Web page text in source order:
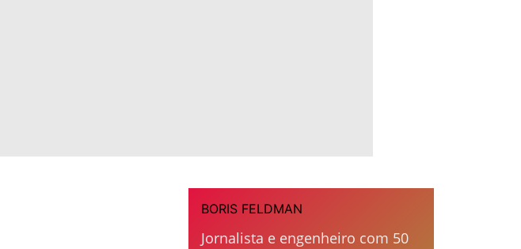
BORIS FELDMAN
Jornalista e engenheiro com 50